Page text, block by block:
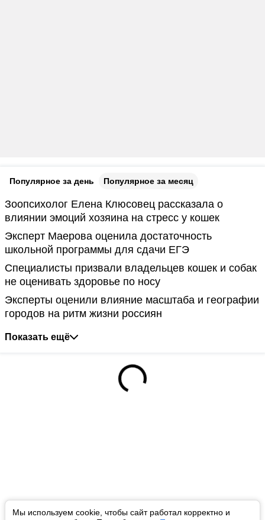
Мы используем cookie, чтобы сайт работал корректно и
Популярное за день Популярное за месяц
Зоопсихолог Елена Клюсовец рассказала о
влиянии эмоций хозяина на стресс у кошек
Эксперт Маерова оценила достаточность
школьной программы для сдачи ЕГЭ
Специалисты призвали владельцев кошек и собак
не оценивать здоровье по носу
Эксперты оценили влияние масштаба и географии
городов на ритм жизни россиян
Показать ещё